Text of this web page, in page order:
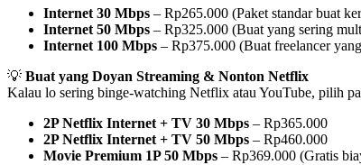
Internet 30 Mbps – Rp265.000 (Paket standar buat
Internet 50 Mbps – Rp325.000 (Buat yang sering
Internet 100 Mbps – Rp375.000 (Buat freelancer
💡 Buat yang Doyan Streaming & Nonton Netflix
Kalau lo sering binge-watching Netflix atau YouTube, pilih
2P Netflix Internet + TV 30 Mbps – Rp365.000
2P Netflix Internet + TV 50 Mbps – Rp460.000
Movie Premium 1P 50 Mbps – Rp369.000 (Gratis